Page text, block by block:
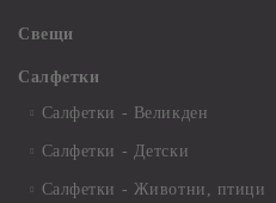
Свещи
Салфетки
Салфетки - Великден
Салфетки - Детски
Салфетки - Животни, птици